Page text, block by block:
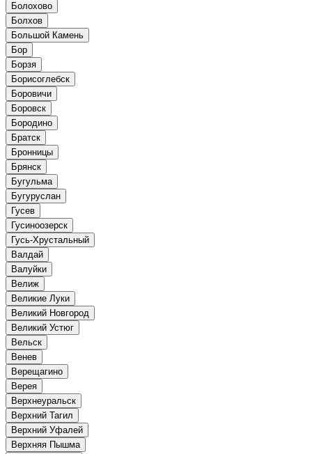
Болохово
Болхов
Большой Камень
Бор
Борзя
Борисоглебск
Боровичи
Боровск
Бородино
Братск
Бронницы
Брянск
Бугульма
Бугуруслан
Гусев
Гусиноозерск
Гусь-Хрустальный
Валдай
Валуйки
Велиж
Великие Луки
Великий Новгород
Великий Устюг
Вельск
Венев
Верещагино
Верея
Верхнеуральск
Верхний Тагил
Верхний Уфалей
Верхняя Пышма